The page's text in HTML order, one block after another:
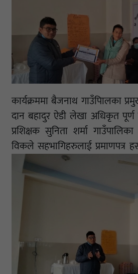
कार्यक्रममा बैजनाथ गाउँपािलका
दान बहादुर ऐडी लेखा अधिकृत पूर्ण
प्रशिक्षक सुनिता शर्मा गाउँपालिका
विकले सहभागिहरुलाई प्रमाणपत्र